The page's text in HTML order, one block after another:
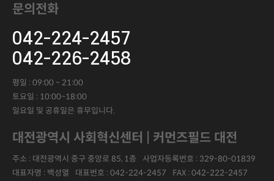
문의전화
042-224-2457
042-226-2458
평일 : 09:00 ~ 21:00
토요일 : 10:00~18:00
일요일 및 공휴일은 휴무입니다.
대전광역시 사회혁신센터 | 커먼즈필드 대전
주소 : 대전광역시 중구 중앙로 85, 1층 사업자등록번호 : 329-80-01839
대표자명 : 백성열 대표번호 : 042-224-2457 FAX : 042-222-2457